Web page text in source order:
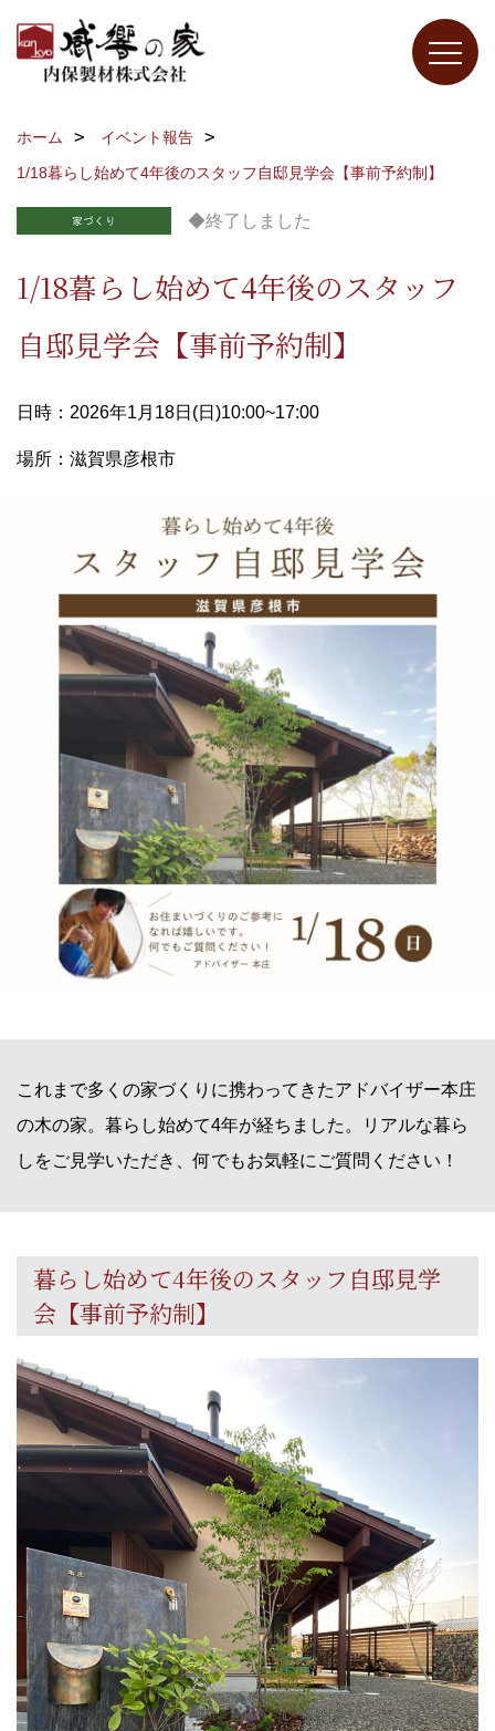
ホーム
イベント報告
1/18暮らし始めて4年後のスタッフ自邸見学会【事前予約制】
◆終了しました
1/18暮らし始めて4年後のスタッフ
自邸見学会【事前予約制】
日時：2026年1月18日(日)10:00~17:00
場所：滋賀県彦根市
これまで多くの家づくりに携わってきたアドバイザー本庄
の木の家。暮らし始めて4年が経ちました。リアルな暮ら
しをご見学いただき、何でもお気軽にご質問ください！
暮らし始めて4年後のスタッフ自邸見学
会【事前予約制】